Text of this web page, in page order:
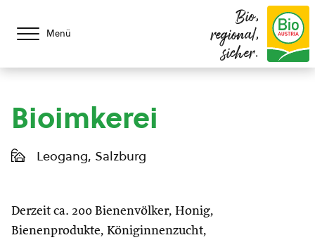
Menü
Bio,
regional,
sicher.
Bioimkerei
Leogang, Salzburg
Derzeit ca. 200 Bienenvölker, Honig,
Bienenprodukte, Königinnenzucht,